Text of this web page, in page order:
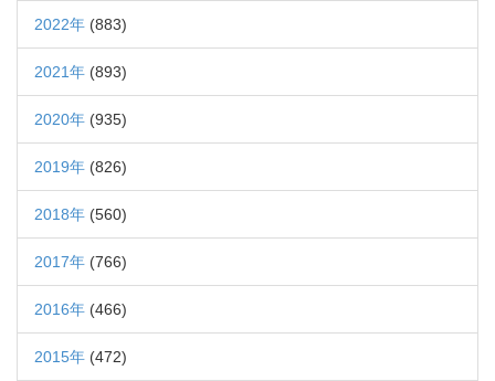
2022年 (883)
2021年 (893)
2020年 (935)
2019年 (826)
2018年 (560)
2017年 (766)
2016年 (466)
2015年 (472)